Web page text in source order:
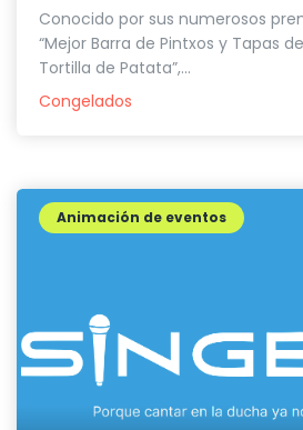
Conocido por sus numerosos
“Mejor Barra de Pintxos y Tapas
Tortilla de Patata”,...
Congelados
Animación de eventos